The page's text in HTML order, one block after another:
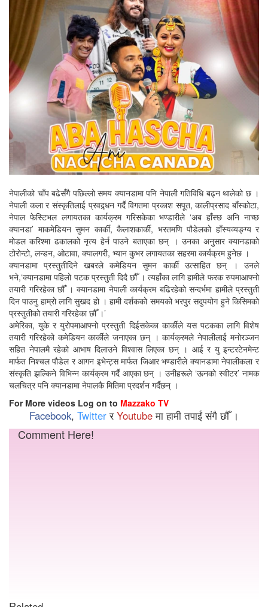
नेपालीको चाँप बढेसँगै पछिल्लो समय क्यानडामा पनि नेपाली गतिविधि बढ्न थालेको छ ।
नेपाली कला र संस्कृतिलाई प्रवद्र्धन गर्दै विगतमा प्रकाश सपूत, कालीप्रसाद बाँस्कोटा,
नेपाल फेस्टिभल लगायतका कार्यक्रम गरिसकेका भण्डारीले ‘अब हाँस्छ अनि नाच्छ
क्यानडा’ माकमेडियन सुमन कार्की, कैलाशकार्की, भरतमणि पौडेलको हाँस्यव्यङ्ग्य र
मोडल करिश्मा ढकालको नृत्य हेर्न पाउने बताएका छन् । उनका अनुसार क्यानडाको
टोरोन्टो, लन्डन, ओटावा, क्यालगरी, भ्यान कुभर लगायतका सहरमा कार्यक्रम हुनेछ ।
क्यानडामा प्रस्तुतीदिने खबरले कमेडियन सुमन कार्की उत्साहित छन् । उनले
भने,‘क्यानडामा पहिलो पटक प्रस्तुती दिदै छौँ । त्यहाँका लागि हामीले फरक रुपमाआफ्नो
तयारी गरिरहेका छौँ । क्यानडामा नेपाली कार्यक्रम बढिरहेको सन्दर्भमा हामीले प्रस्तुती
दिन पाउनु हाम्रो लागि सुखद हो । हामी दर्शकको समयको भरपुर सदुपयोग हुने किसिमको
प्रस्तुतीको तयारी गरिरहेका छौँ ।’
अमेरिका, युके र युरोपमाआफ्नो प्रस्तुती दिईसकेका कार्कीले यस पटकका लागि विशेष
तयारी गरिरहेको कमेडियन कार्कीले जनाएका छन् । कार्यक्रमले नेपालीलाई मनोरञ्जन
सहित नेपालमै रहेको आभाष दिलाउने विश्वास लिएका छन् । आई र यु इन्टरटेनमेन्ट
मार्फत निश्चल पौडेल र आगन इभेन्ट्स मार्फत जिआर भण्डारीले क्यानडामा नेपालीकला र
संस्कृति झल्किने विभिन्न कार्यक्रम गर्दै आएका छन् । उनीहरूले ‘ऊनको स्वीटर’ नामक
चलचित्र पनि क्यानडामा नेपालकै मितिमा प्रदर्शन गर्दैछन् ।
For More videos Log on to Mazzako TV
Facebook, TwitterरYoutubeमा हामी तपाईं संगै छौँ ।
Comment Here!